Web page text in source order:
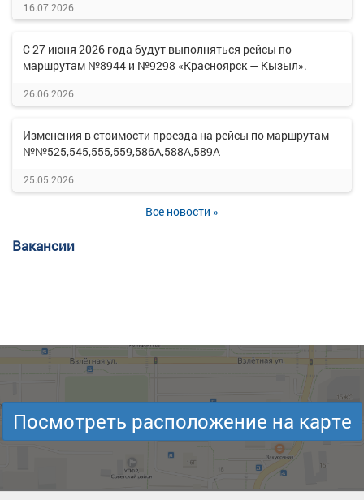
16.07.2026
С 27 июня 2026 года будут выполняться рейсы по
маршрутам №8944 и №9298 «Красноярск — Кызыл».
26.06.2026
Изменения в стоимости проезда на рейсы по маршрутам
№№525,545,555,559,586А,588А,589А
25.05.2026
Все новости »
Вакансии
Посмотреть расположение на карте